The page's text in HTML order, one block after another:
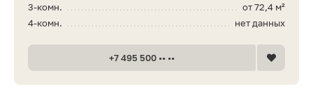
от 72,4 м²
3-комн.
нет данных
4-комн.
+7 495 500 •• ••